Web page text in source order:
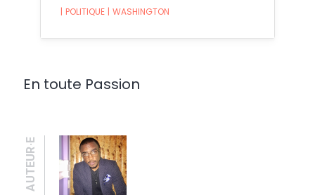
| POLITIQUE | WASHINGTON
En toute Passion
AUTEUR·E